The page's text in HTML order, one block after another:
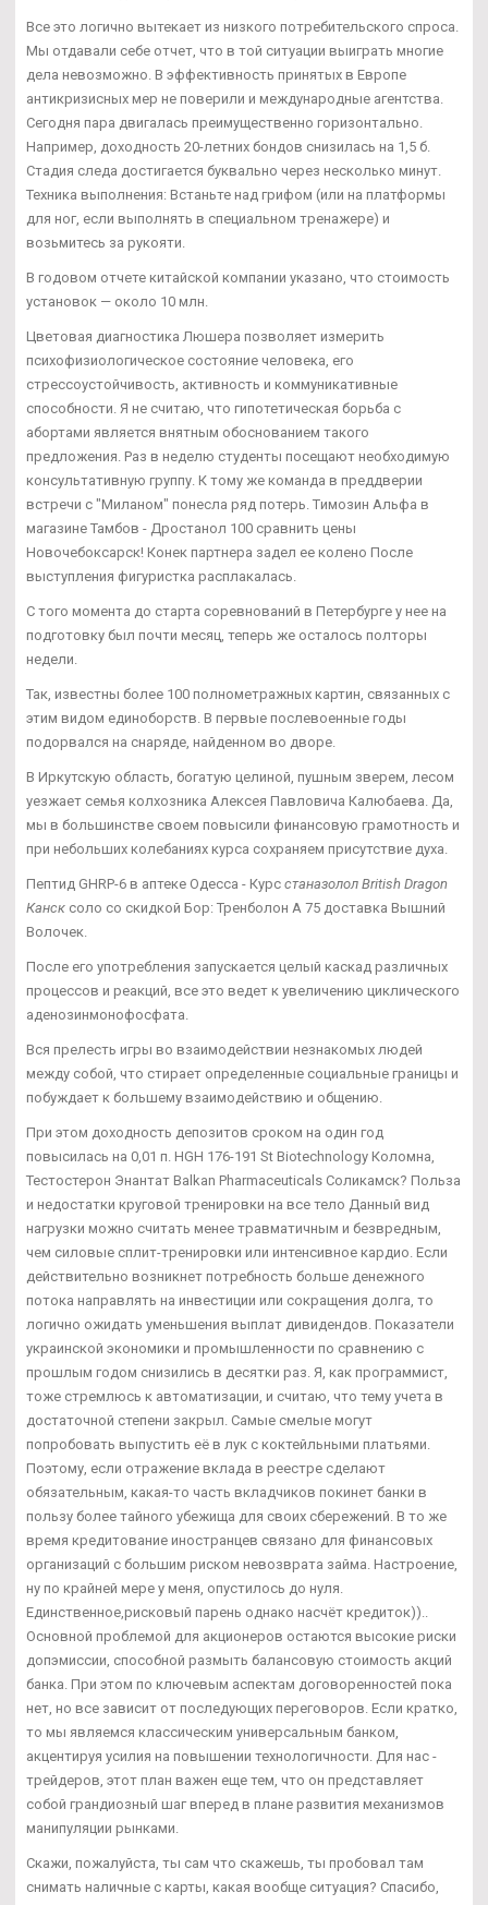
Все это логично вытекает из низкого потребительского спроса.
Мы отдавали себе отчет, что в той ситуации выиграть многие
дела невозможно. В эффективность принятых в Европе
антикризисных мер не поверили и международные агентства.
Сегодня пара двигалась преимущественно горизонтально.
Например, доходность 20-летних бондов снизилась на 1,5 б.
Стадия следа достигается буквально через несколько минут.
Техника выполнения: Встаньте над грифом (или на платформы
для ног, если выполнять в специальном тренажере) и
возьмитесь за рукояти.
В годовом отчете китайской компании указано, что стоимость
установок — около 10 млн.
Цветовая диагностика Люшера позволяет измерить
психофизиологическое состояние человека, его
стрессоустойчивость, активность и коммуникативные
способности. Я не считаю, что гипотетическая борьба с
абортами является внятным обоснованием такого
предложения. Раз в неделю студенты посещают необходимую
консультативную группу. К тому же команда в преддверии
встречи с "Миланом" понесла ряд потерь. Tимозин Альфа в
магазине Тамбов - Дростанол 100 сравнить цены
Новочебоксарск! Конек партнера задел ее колено После
выступления фигуристка расплакалась.
С того момента до старта соревнований в Петербурге у нее на
подготовку был почти месяц, теперь же осталось полторы
недели.
Так, известны более 100 полнометражных картин, связанных с
этим видом единоборств. В первые послевоенные годы
подорвался на снаряде, найденном во дворе.
В Иркутскую область, богатую целиной, пушным зверем, лесом
уезжает семья колхозника Алексея Павловича Калюбаева. Да,
мы в большинстве своем повысили финансовую грамотность и
при небольших колебаниях курса сохраняем присутствие духа.
Пептид GHRP-6 в аптеке Одесса - Курс станазолол British Dragon
Канск соло со скидкой Бор: Тренболон A 75 доставка Вышний
Волочек.
После его употребления запускается целый каскад различных
процессов и реакций, все это ведет к увеличению циклического
аденозинмонофосфата.
Вся прелесть игры во взаимодействии незнакомых людей
между собой, что стирает определенные социальные границы и
побуждает к большему взаимодействию и общению.
При этом доходность депозитов сроком на один год
повысилась на 0,01 п. HGH 176-191 St Biotechnology Коломна,
Тестостерон Энантат Balkan Pharmaceuticals Соликамск? Польза
и недостатки круговой тренировки на все тело Данный вид
нагрузки можно считать менее травматичным и безвредным,
чем силовые сплит-тренировки или интенсивное кардио. Если
действительно возникнет потребность больше денежного
потока направлять на инвестиции или сокращения долга, то
логично ожидать уменьшения выплат дивидендов. Показатели
украинской экономики и промышленности по сравнению с
прошлым годом снизились в десятки раз. Я, как программист,
тоже стремлюсь к автоматизации, и считаю, что тему учета в
достаточной степени закрыл. Самые смелые могут
попробовать выпустить её в лук с коктейльными платьями.
Поэтому, если отражение вклада в реестре сделают
обязательным, какая-то часть вкладчиков покинет банки в
пользу более тайного убежища для своих сбережений. В то же
время кредитование иностранцев связано для финансовых
организаций с большим риском невозврата займа. Настроение,
ну по крайней мере у меня, опустилось до нуля.
Единственное,рисковый парень однако насчёт кредиток))..
Основной проблемой для акционеров остаются высокие риски
допэмиссии, способной размыть балансовую стоимость акций
банка. При этом по ключевым аспектам договоренностей пока
нет, но все зависит от последующих переговоров. Если кратко,
то мы являемся классическим универсальным банком,
акцентируя усилия на повышении технологичности. Для нас -
трейдеров, этот план важен еще тем, что он представляет
собой грандиозный шаг вперед в плане развития механизмов
манипуляции рынками.
Скажи, пожалуйста, ты сам что скажешь, ты пробовал там
снимать наличные с карты, какая вообще ситуация? Спасибо,